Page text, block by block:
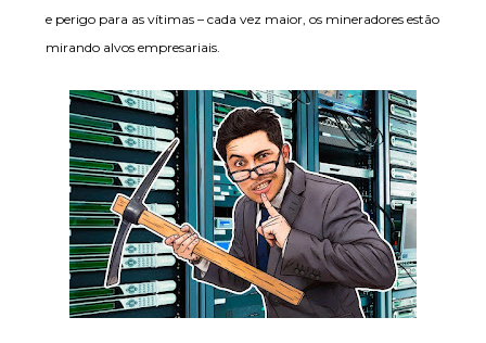
e perigo para as vítimas – cada vez maior, os mineradores estão
mirando alvos empresariais.